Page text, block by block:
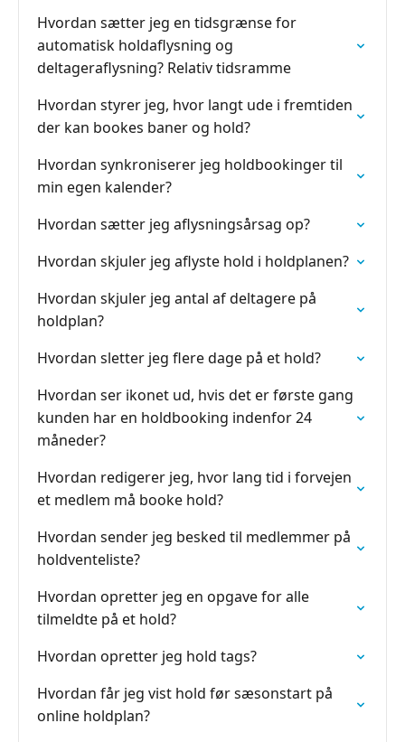
Hvordan sætter jeg en tidsgrænse for
automatisk holdaflysning og
deltageraflysning? Relativ tidsramme
Hvordan styrer jeg, hvor langt ude i fremtiden
der kan bookes baner og hold?
Hvordan synkroniserer jeg holdbookinger til
min egen kalender?
Hvordan sætter jeg aflysningsårsag op?
Hvordan skjuler jeg aflyste hold i holdplanen?
Hvordan skjuler jeg antal af deltagere på
holdplan?
Hvordan sletter jeg flere dage på et hold?
Hvordan ser ikonet ud, hvis det er første gang
kunden har en holdbooking indenfor 24
måneder?
Hvordan redigerer jeg, hvor lang tid i forvejen
et medlem må booke hold?
Hvordan sender jeg besked til medlemmer på
holdventeliste?
Hvordan opretter jeg en opgave for alle
tilmeldte på et hold?
Hvordan opretter jeg hold tags?
Hvordan får jeg vist hold før sæsonstart på
online holdplan?